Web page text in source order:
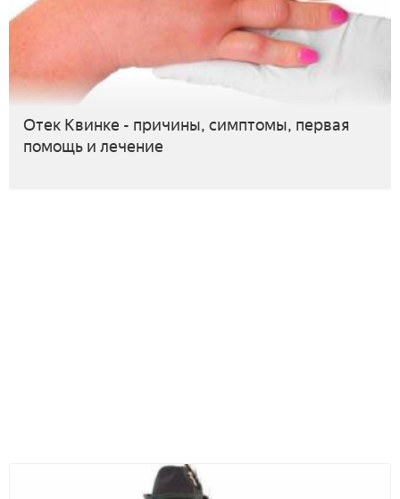
Отек Квинке - причины, симптомы, первая
помощь и лечение